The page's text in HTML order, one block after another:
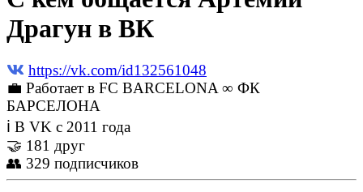
Драгун в ВК
https://vk.com/id132561048
💼 Работает в FC BARCELONA ∞ ФК
БАРСЕЛОНА
ℹ В VK с 2011 года
🤝 181 друг
👥 329 подписчиков